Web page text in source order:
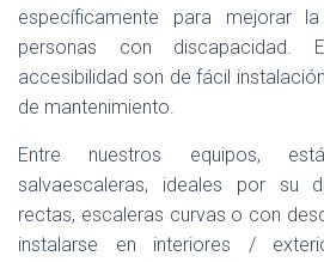
específicamente para mejorar
personas con discapacidad.
accesibilidad son de fácil
de mantenimiento.
Entre nuestros equipos,
salvaescaleras, ideales por su
rectas, escaleras curvas o con
instalarse en interiores /